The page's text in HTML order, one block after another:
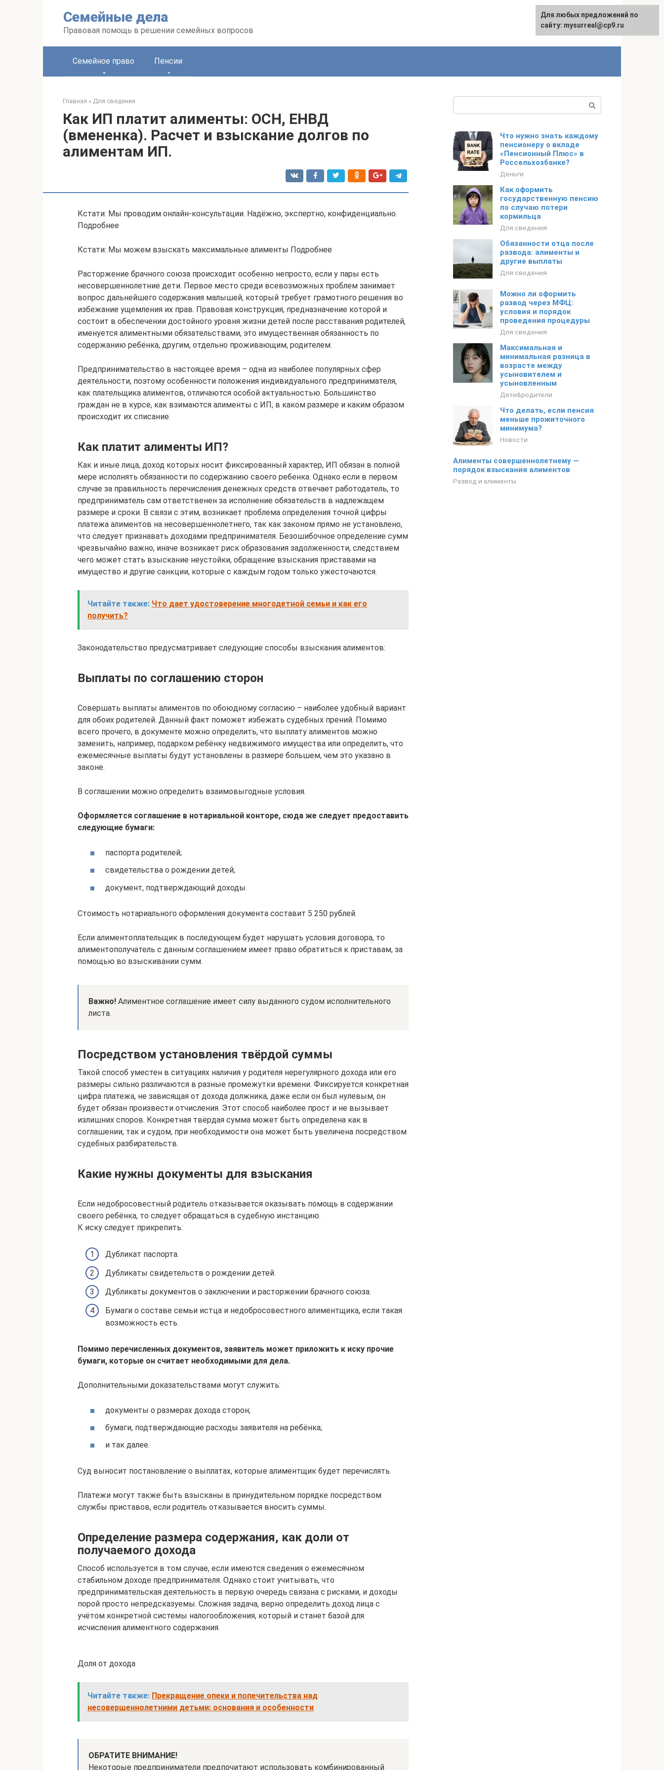
Семейные дела
Правовая помощь в решении семейных вопросов
Семейное право Пенсии
Главная » Для сведения
Как ИП платит алименты: ОСН, ЕНВД
(вмененка). Расчет и взыскание долгов по
алиментам ИП.
Кстати: Мы проводим онлайн-консультации. Надёжно, экспертно, конфиденциально.
Подробнее
Кстати: Мы можем взыскать максимальные алименты Подробнее
Расторжение брачного союза происходит особенно непросто, если у пары есть
несовершеннолетние дети. Первое место среди всевозможных проблем занимает
вопрос дальнейшего содержания малышей, который требует грамотного решения во
избежание ущемления их прав. Правовая конструкция, предназначение которой и
состоит в обеспечении достойного уровня жизни детей после расставания родителей,
именуется алиментными обязательствами, это имущественная обязанность по
содержанию ребёнка, другим, отдельно проживающим, родителем.
Предпринимательство в настоящее время – одна из наиболее популярных сфер
деятельности, поэтому особенности положения индивидуального предпринимателя,
как плательщика алиментов, отличаются особой актуальностью. Большинство
граждан не в курсе, как взимаются алименты с ИП, в каком размере и каким образом
происходит их списание.
Как платит алименты ИП?
Как и иные лица, доход которых носит фиксированный характер, ИП обязан в полной
мере исполнять обязанности по содержанию своего ребенка. Однако если в первом
случае за правильность перечисления денежных средств отвечает работодатель, то
предприниматель сам ответственен за исполнение обязательств в надлежащем
размере и сроки. В связи с этим, возникает проблема определения точной цифры
платежа алиментов на несовершеннолетнего, так как законом прямо не установлено,
что следует признавать доходами предпринимателя. Безошибочное определение сумм
чрезвычайно важно, иначе возникает риск образования задолженности, следствием
чего может стать взыскание неустойки, обращение взыскания приставами на
имущество и другие санкции, которые с каждым годом только ужесточаются.
Читайте также: Что дает удостоверение многодетной семьи и как его
получить?
Законодательство предусматривает следующие способы взыскания алиментов:
Выплаты по соглашению сторон
Совершать выплаты алиментов по обоюдному согласию – наиболее удобный вариант
для обоих родителей. Данный факт поможет избежать судебных прений. Помимо
всего прочего, в документе можно определить, что выплату алиментов можно
заменить, например, подарком ребёнку недвижимого имущества или определить, что
ежемесячные выплаты будут установлены в размере большем, чем это указано в
законе.
В соглашении можно определить взаимовыгодные условия.
Оформляется соглашение в нотариальной конторе, сюда же следует предоставить
следующие бумаги:
паспорта родителей;
свидетельства о рождении детей;
документ, подтверждающий доходы.
Стоимость нотариального оформления документа составит 5 250 рублей.
Если алиментоплательщик в последующем будет нарушать условия договора, то
алиментополучатель с данным соглашением имеет право обратиться к приставам, за
помощью во взыскивании сумм.
Важно! Алиментное соглашение имеет силу выданного судом исполнительного
листа.
Посредством установления твёрдой суммы
Такой способ уместен в ситуациях наличия у родителя нерегулярного дохода или его
размеры сильно различаются в разные промежутки времени. Фиксируется конкретная
цифра платежа, не зависящая от дохода должника, даже если он был нулевым, он
будет обязан произвести отчисления. Этот способ наиболее прост и не вызывает
излишних споров. Конкретная твёрдая сумма может быть определена как в
соглашении, так и судом, при необходимости она может быть увеличена посредством
судебных разбирательств.
Какие нужны документы для взыскания
Если недобросовестный родитель отказывается оказывать помощь в содержании
своего ребёнка, то следует обращаться в судебную инстанцию.
К иску следует прикрепить:
Дубликат паспорта.
Дубликаты свидетельств о рождении детей.
Дубликаты документов о заключении и расторжении брачного союза.
Бумаги о составе семьи истца и недобросовестного алиментщика, если такая
возможность есть.
Помимо перечисленных документов, заявитель может приложить к иску прочие
бумаги, которые он считает необходимыми для дела.
Дополнительными доказательствами могут служить:
документы о размерах дохода сторон;
бумаги, подтверждающие расходы заявителя на ребёнка;
и так далее.
Суд выносит постановление о выплатах, которые алиментщик будет перечислять.
Платежи могут также быть взысканы в принудительном порядке посредством
службы приставов, если родитель отказывается вносить суммы.
Определение размера содержания, как доли от
получаемого дохода
Способ используется в том случае, если имеются сведения о ежемесячном
стабильном доходе предпринимателя. Однако стоит учитывать, что
предпринимательская деятельность в первую очередь связана с рисками, и доходы
порой просто непредсказуемы. Сложная задача, верно определить доход лица с
учётом конкретной системы налогообложения, который и станет базой для
исчисления алиментного содержания.
Доля от дохода
Читайте также: Прекращение опеки и попечительства над
несовершеннолетними детьми: основания и особенности
ОБРАТИТЕ ВНИМАНИЕ!
Некоторые предприниматели предпочитают использовать комбинированный
Что нужно знать каждому
пенсионеру о вкладе
«Пенсионный Плюс» в
Россельхозбанке?
Деньги
Как оформить
государственную пенсию
по случаю потери
кормильца
Для сведения
Обязанности отца после
развода: алименты и
другие выплаты
Для сведения
Можно ли оформить
развод через МФЦ:
условия и порядок
проведения процедуры
Для сведения
Максимальная и
минимальная разница в
возрасте между
усыновителем и
усыновленным
Дети&родители
Что делать, если пенсия
меньше прожиточного
минимума?
Новости
Алименты совершеннолетнему —
порядок взыскания алиментов
Развод и алименты
Для любых предложений по
сайту: mysurreal@cp9.ru